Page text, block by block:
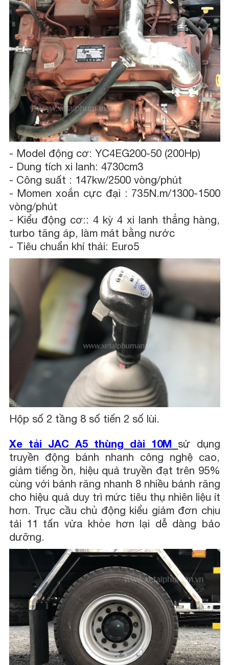
- Model động cơ: YC4EG200-50 (200Hp)
- Dung tích xi lanh: 4730cm3
- Công suất : 147kw/2500 vòng/phút
- Momen xoắn cực đại : 735N.m/1300-1500
vòng/phút
- Kiểu động cơ:: 4 kỳ 4 xi lanh thẳng hàng,
turbo tăng áp, làm mát bằng nước
- Tiêu chuẩn khí thải: Euro5
Hộp số 2 tầng 8 số tiến 2 số lùi.
Xe tải JAC A5 thùng dài 10M sử dụng
truyền động bánh nhanh công nghệ cao,
giảm tiếng ồn, hiệu quả truyền đạt trên 95%
cùng với bánh răng nhanh 8 nhiều bánh răng
cho hiệu quả duy trì mức tiêu thụ nhiên liệu ít
hơn. Trục cầu chủ động kiểu giảm đơn chịu
tải 11 tấn vừa khỏe hơn lại dễ dàng bảo
dưỡng.